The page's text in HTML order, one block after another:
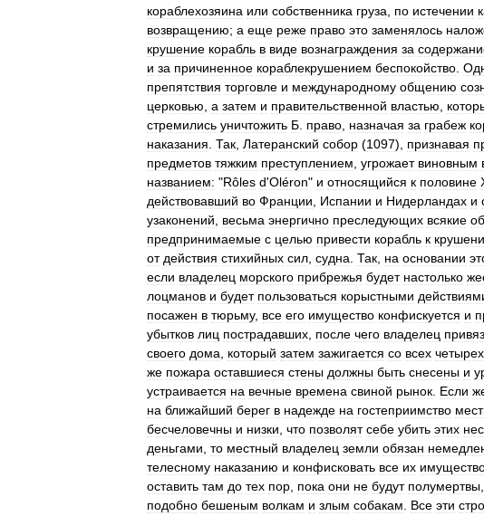
кораблехозяина или собственника груза по истечении
возвращению; а еще реже право это заменялось
крушение корабль в виде вознаграждения за
и за причиненное кораблекрушением беспокойство
препятствия торговле и международному общению
церковью а затем и правительственной властью
стремились уничтожить Б право назначая за грабеж
наказания Так Латеранский собор (1097), признавая
предметов тяжким преступлением угрожает виновным
названием: "Rôles d'Oléron" и относящийся к половине
действовавший во Франции Испании и Нидерландах и
узаконений
весьма энергично преследующих всякие
предпринимаемые с целью привести корабль к
от действия стихийных сил судна Так на основании
если владелец морского прибрежья будет настолько
лоцманов и будет пользоваться корыстными
посажен в тюрьму, все его имущество конфискуется и
убытков лиц пострадавших после чего владелец
своего дома который затем зажигается со всех четырех
же пожара оставшиеся стены должны быть снесены и
устраивается на вечные времена свиной рынок Если
на ближайший берег в надежде на гостеприимство
бесчеловечны и низки что позволят себе убить этих
деньгами то местный владелец земли обязан
телесному наказанию и конфисковать все их
оставить там до тех пор пока они не будут полумертвы
подобно бешеным волкам и злым собакам Все эти